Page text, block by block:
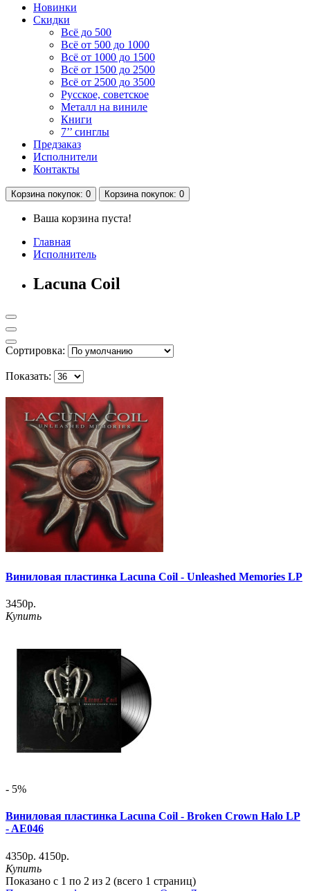
Новинки
Скидки
Всё до 500
Всё от 500 до 1000
Всё от 1000 до 1500
Всё от 1500 до 2500
Всё от 2500 до 3500
Русское, советское
Металл на виниле
Книги
7’’ синглы
Предзаказ
Исполнители
Контакты
Корзина покупок: 0 Корзина покупок: 0
Ваша корзина пуста!
Главная
Исполнитель
Lacuna Coil
Сортировка:
Показать:
Виниловая пластинка Lacuna Coil - Unleashed Memories LP
3450р.
Купить
- 5%
Виниловая пластинка Lacuna Coil - Broken Crown Halo LP
- AE046
4350р. 4150р.
Купить
Показано с 1 по 2 из 2 (всего 1 страниц)